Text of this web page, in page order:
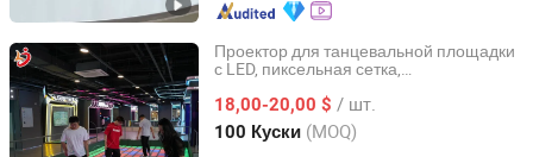
Проектор для танцевальной площадки
с LED, пиксельная сетка,
оборудование для движения, супер
сетка
18,00-20,00 $ / шт.
100 Куски (MOQ)
Liangjia Sports Technology (Guangzhou) Co., Ltd.
Guangdong, China с 2025